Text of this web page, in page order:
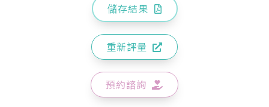
儲存結果
重新評量
預約諮詢